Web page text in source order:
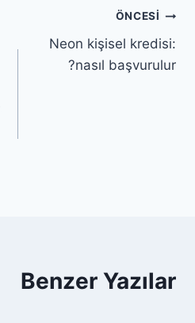
ÖNCESI
Neon kişisel kredisi:
nasıl başvurulur?
Benzer Yazılar